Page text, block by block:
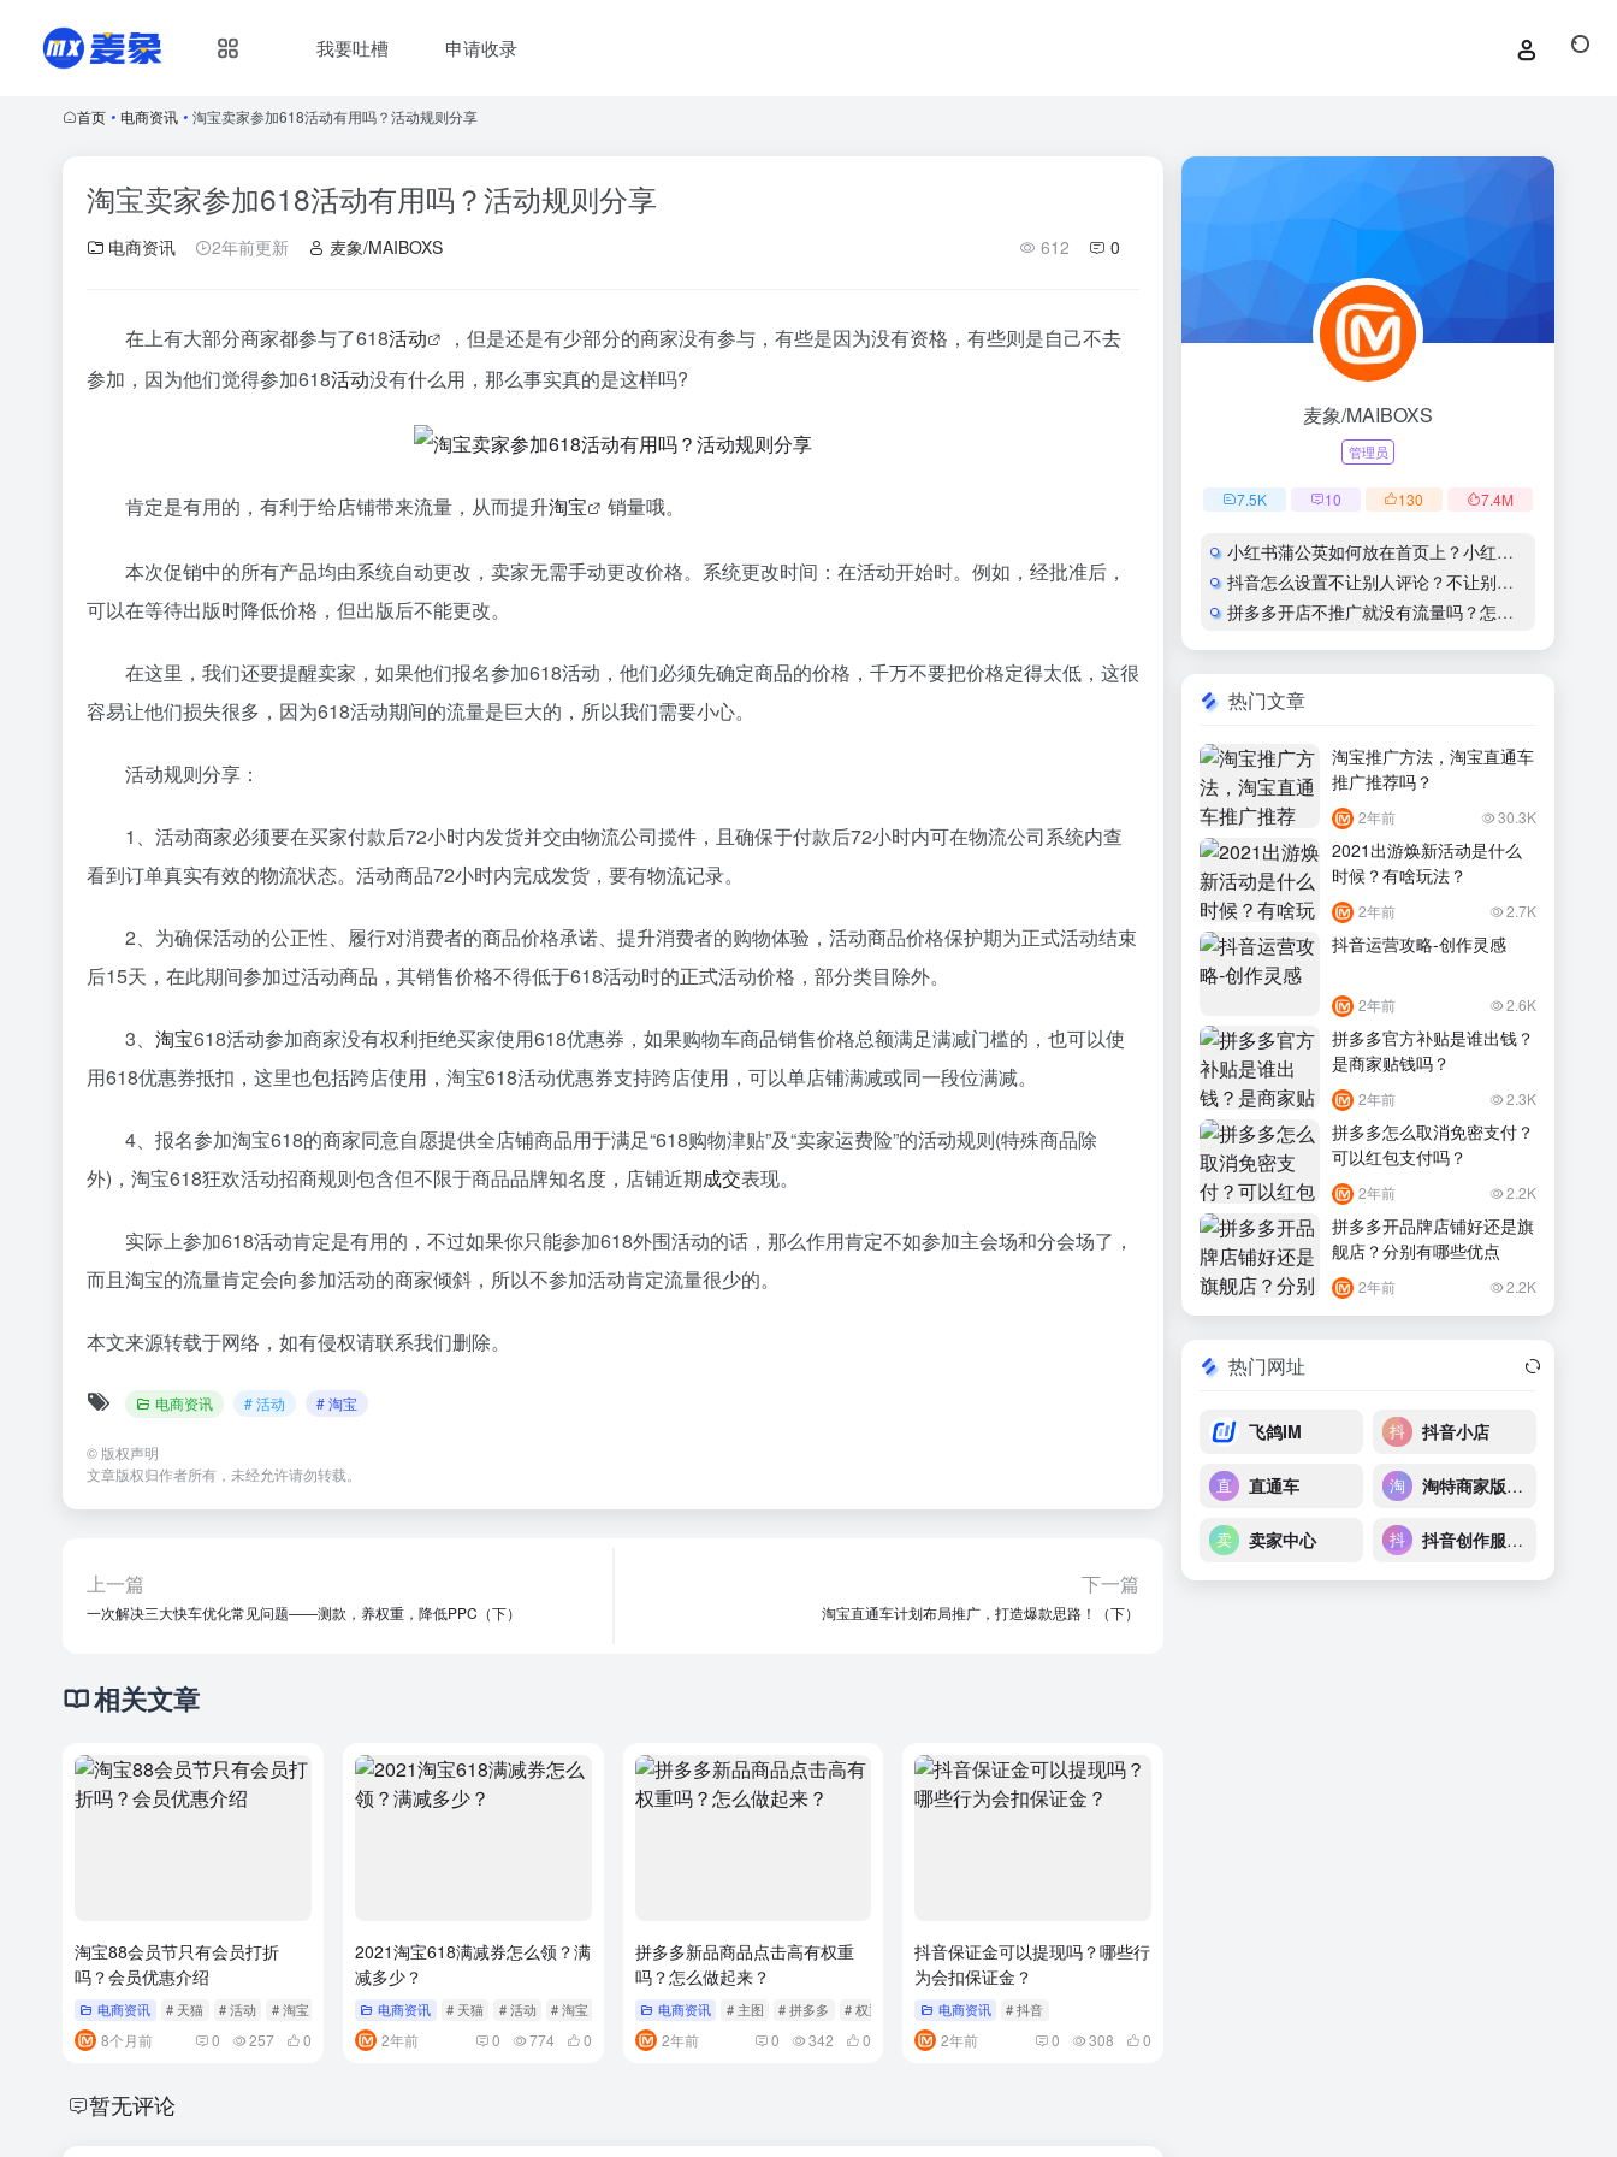
我要吐槽 申请收录
首页 • 电商资讯 • 淘宝卖家参加618活动有用吗？活动规则分享
淘宝卖家参加618活动有用吗？活动规则分享
电商资讯 2年前更新 麦象/MAIBOXS 612 0
在上有大部分商家都参与了618活动
，但是还是有少部分的商家没有参与，有些是因为没有资格，有些则是自己不去
参加，因为他们觉得参加618活动没有什么用，那么事实真的是这样吗?
肯定是有用的，有利于给店铺带来流量，从而提升淘宝 销量哦。
本次促销中的所有产品均由系统自动更改，卖家无需手动更改价格。系统更改时间：在活动开始时。例如，经批准后，
可以在等待出版时降低价格，但出版后不能更改。
在这里，我们还要提醒卖家，如果他们报名参加618活动，他们必须先确定商品的价格，千万不要把价格定得太低，这很
容易让他们损失很多，因为618活动期间的流量是巨大的，所以我们需要小心。
活动规则分享：
1、活动商家必须要在买家付款后72小时内发货并交由物流公司揽件，且确保于付款后72小时内可在物流公司系统内查
看到订单真实有效的物流状态。活动商品72小时内完成发货，要有物流记录。
2、为确保活动的公正性、履行对消费者的商品价格承诺、提升消费者的购物体验，活动商品价格保护期为正式活动结束
后15天，在此期间参加过活动商品，其销售价格不得低于618活动时的正式活动价格，部分类目除外。
3、 淘宝618活动参加商家没有权利拒绝买家使用618优惠券，如果购物车商品销售价格总额满足满减门槛的，也可以使
用618优惠券抵扣，这里也包括跨店使用，淘宝618活动优惠券支持跨店使用，可以单店铺满减或同一段位满减。
4、报名参加淘宝618的商家同意自愿提供全店铺商品用于满足“618购物津贴”及“卖家运费险”的活动规则(特殊商品除
外)，淘宝618狂欢活动招商规则包含但不限于商品品牌知名度，店铺近期成交表现。
实际上参加618活动肯定是有用的，不过如果你只能参加618外围活动的话，那么作用肯定不如参加主会场和分会场了，
而且淘宝的流量肯定会向参加活动的商家倾斜，所以不参加活动肯定流量很少的。
本文来源转载于网络，如有侵权请联系我们删除。
电商资讯 # 活动 # 淘宝
© 版权声明
文章版权归作者所有，未经允许请勿转载。
上一篇
一次解决三大快车优化常见问题——测款，养权重，降低PPC（下）
下一篇
淘宝直通车计划布局推广，打造爆款思路！（下）
相关文章
淘宝88会员节只有会员打折
吗？会员优惠介绍
电商资讯 # 天猫 # 活动 # 淘宝
8个月前 0 257 0
2021淘宝618满减券怎么领？满
减多少？
电商资讯 # 天猫 # 活动 # 淘宝
2年前 0 774 0
拼多多新品商品点击高有权重
吗？怎么做起来？
电商资讯 # 主图 # 拼多多 # 权重
2年前 0 342 0
抖音保证金可以提现吗？哪些行
为会扣保证金？
电商资讯 # 抖音
2年前 0 308 0
暂无评论
麦象/MAIBOXS
管理员
7.5K 10 130 7.4M
小红书蒲公英如何放在首页上？小红书怎么开通蒲公英合作
抖音怎么设置不让别人评论？不让别人看作品会显示什么？
拼多多开店不推广就没有流量吗？怎么运营？
热门文章
淘宝推广方法，淘宝直通车
推广推荐吗？
2年前 30.3K
2021出游焕新活动是什么
时候？有啥玩法？
2年前 2.7K
抖音运营攻略-创作灵感
2年前 2.6K
拼多多官方补贴是谁出钱？
是商家贴钱吗？
2年前 2.3K
拼多多怎么取消免密支付？
可以红包支付吗？
2年前 2.2K
拼多多开品牌店铺好还是旗
舰店？分别有哪些优点
2年前 2.2K
热门网址
飞鸽IM 抖音小店
直通车 淘特商家版后台
卖家中心 抖音创作服务平台